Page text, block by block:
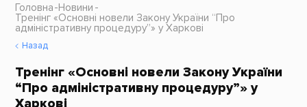
Головна Новини
Тренінг «Основні новели Закону України “Про
адміністративну процедуру”» у Харкові
Назад
Тренінг «Основні новели Закону України
“Про адміністративну процедуру”» у
Харкові